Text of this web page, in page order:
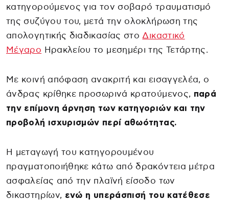
κατηγορούμενος για τον σοβαρό τραυματισμό
της συζύγου του, μετά την ολοκλήρωση της
απολογητικής διαδικασίας στο Δικαστικό
Μέγαρο Ηρακλείου το μεσημέρι της Τετάρτης.
Με κοινή απόφαση ανακριτή και εισαγγελέα, ο
άνδρας κρίθηκε προσωρινά κρατούμενος, παρά
την επίμονη άρνηση των κατηγοριών και την
προβολή ισχυρισμών περί αθωότητας.
Η μεταγωγή του κατηγορουμένου
πραγματοποιήθηκε κάτω από δρακόντεια μέτρα
ασφαλείας από την πλαϊνή είσοδο των
δικαστηρίων, ενώ η υπεράσπισή του κατέθεσε